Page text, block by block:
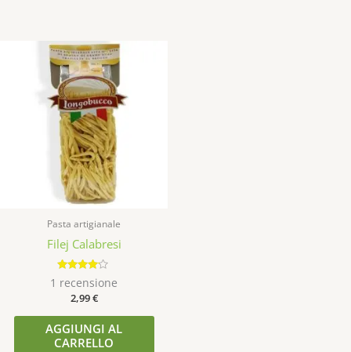
Pasta artigianale
Filej Calabresi
Valutato
4.00
su 5
1 recensione
2,99€
AGGIUNGI AL
CARRELLO